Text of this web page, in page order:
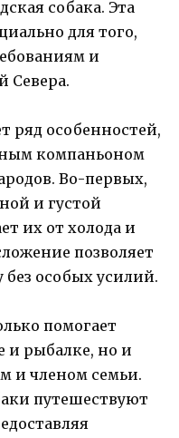
собака. Эта
для того,
и
Севера.
ряд особенностей,
компаньоном
Во-первых,
и густой
их от холода и
позволяет
без особых усилий.
помогает
и рыбалке, но и
и членом семьи.
путешествуют